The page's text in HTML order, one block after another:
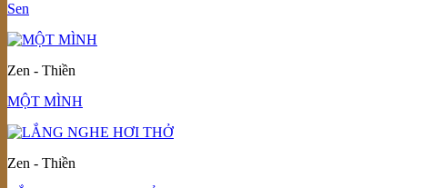
Sen
Zen - Thiền
MỘT MÌNH
Zen - Thiền